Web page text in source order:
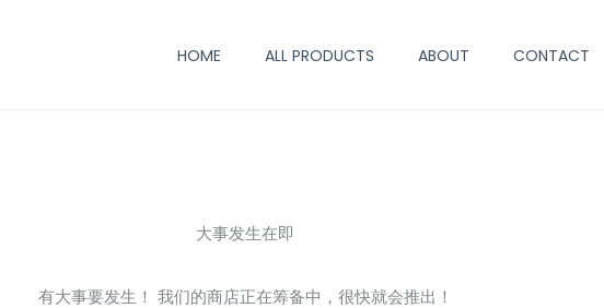
HOME ALL PRODUCTS ABOUT CONTACT
大事发生在即
有大事要发生！ 我们的商店正在筹备中，很快就会推出！